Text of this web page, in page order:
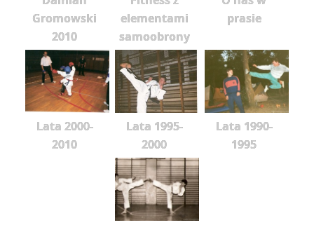
Gromowski
2010
elementami
samoobrony
prasie
Lata 2000-
2010
Lata 1995-
2000
Lata 1990-
1995